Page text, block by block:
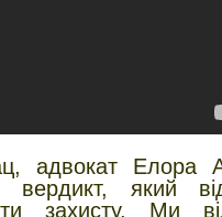
адвокат Елора
вердикт, який
захисту. Ми